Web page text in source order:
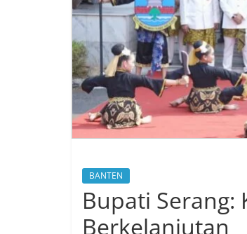
BANTEN
Bupati
Berkelanjutan